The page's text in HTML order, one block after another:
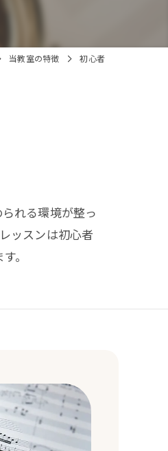
当教室の特徴 初心者
れる環境が整っ
ッスンは初心者
。